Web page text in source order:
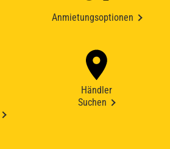
Anmietungsoptionen
Händler
Suchen